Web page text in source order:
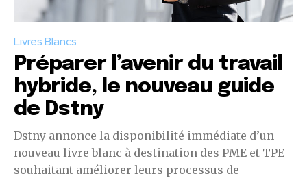
Livres Blancs
Préparer l’avenir du travail
hybride, le nouveau guide
de Dstny
Dstny annonce la disponibilité immédiate d’un
nouveau livre blanc à destination des PME et TPE
souhaitant améliorer leurs processus de